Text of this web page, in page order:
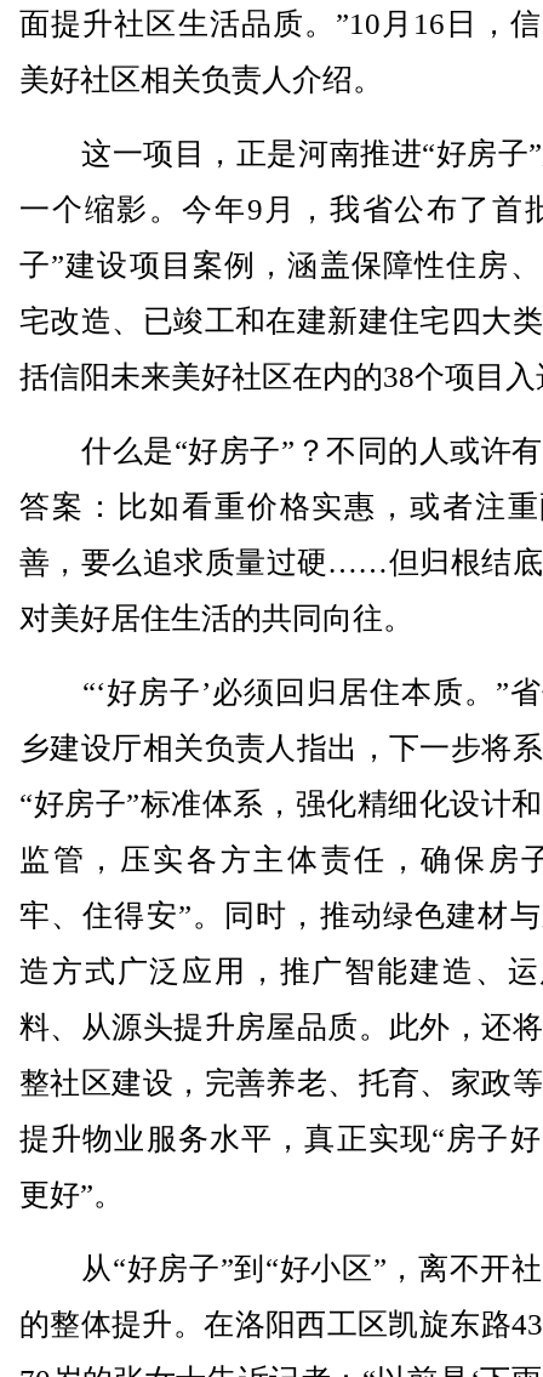
面提升社区生活品质。”10月16日，
美好社区相关负责人介绍。
这一项目，正是河南推进“好房子
一个缩影。今年9月，我省公布了首
子”建设项目案例，涵盖保障性住房
宅改造、已竣工和在建新建住宅四大
括信阳未来美好社区在内的38个项目入
什么是“好房子”？不同的人或许
答案：比如看重价格实惠，或者注
善，要么追求质量过硬……但归根结
对美好居住生活的共同向往。
“‘好房子’必须回归居住本质。”
乡建设厅相关负责人指出，下一步将
“好房子”标准体系，强化精细化设计
监管，压实各方主体责任，确保房
牢、住得安”。同时，推动绿色建材
造方式广泛应用，推广智能建造、
料、从源头提升房屋品质。此外，还
整社区建设，完善养老、托育、家政
提升物业服务水平，真正实现“房子
更好”。
从“好房子”到“好小区”，离不开
的整体提升。在洛阳西工区凯旋东路